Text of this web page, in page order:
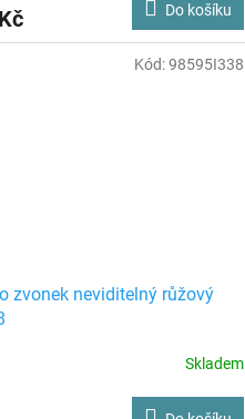
Do košíku
zvonek neviditelný růžový
Skladem
Kód:98595I338